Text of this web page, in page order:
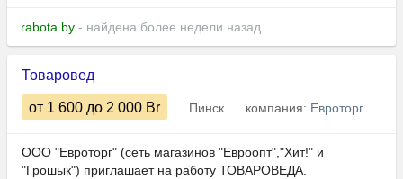
rabota.by - найдена более недели назад
Товаровед
от 1 600 до 2 000 Br Пинск компания: Евроторг
ООО "Евроторг" (сеть магазинов "Евроопт","Хит!" и
"Грошык") приглашает на работу ТОВАРОВЕДА.